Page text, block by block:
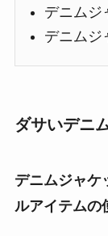
デニムジ
デニムジ
ダサいデニ
デニムジャケ
ルアイテムの